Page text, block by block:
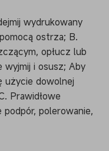
wydrukowany
ostrza; B.
opłucz lub
wyjmij i osusz; Aby
użycie dowolnej
Prawidłowe
polerowanie,